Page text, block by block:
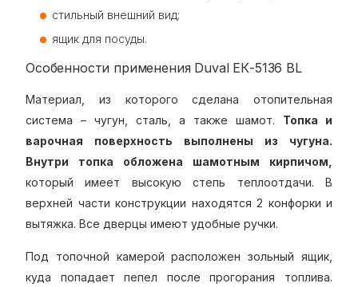
стильный внешний вид;
ящик для посуды.
Особенности применения Duval EК-5136 BL
Материал, из которого сделана отопительная
система – чугун, сталь, а также шамот. Топка и
варочная поверхность выполнены из чугуна.
Внутри топка обложена шамотным кирпичом,
который имеет высокую степь теплоотдачи. В
верхней части конструкции находятся 2 конфорки и
вытяжка. Все дверцы имеют удобные ручки.
Под топочной камерой расположен зольный ящик,
куда попадает пепел после прогорания топлива.